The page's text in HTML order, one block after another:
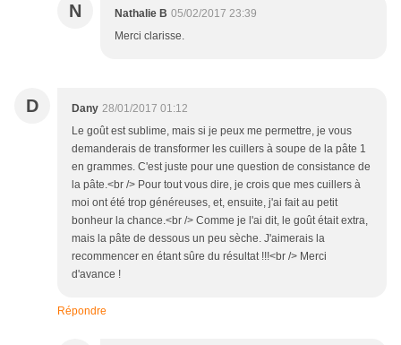
N Nathalie B 05/02/2017 23:39
Merci clarisse.
D Dany 28/01/2017 01:12
Le goût est sublime, mais si je peux me permettre, je vous
demanderais de transformer les cuillers à soupe de la pâte 1
en grammes. C'est juste pour une question de consistance de
la pâte.<br /> Pour tout vous dire, je crois que mes cuillers à
moi ont été trop généreuses, et, ensuite, j'ai fait au petit
bonheur la chance.<br /> Comme je l'ai dit, le goût était extra,
mais la pâte de dessous un peu sèche. J'aimerais la
recommencer en étant sûre du résultat !!!<br /> Merci
d'avance !
Répondre